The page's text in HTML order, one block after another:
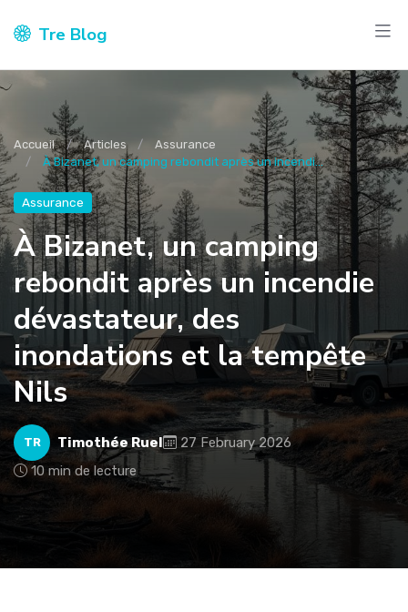
Tre Blog
Accueil Articles
Assurance
À Bizanet, un camping rebondit après un incendi...
Assurance
À Bizanet, un camping
rebondit après un incendie
dévastateur, des
inondations et la tempête
Nils
TR Timothée Ruel
27 February 2026
10 min de lecture